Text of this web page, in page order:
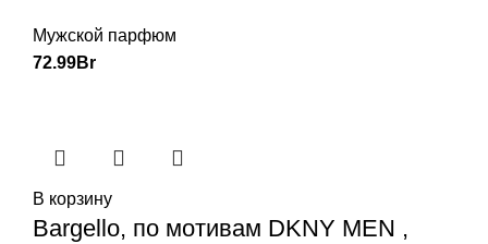
Мужской парфюм
72.99Br
В корзину
Bargello, по мотивам DKNY MEN ,